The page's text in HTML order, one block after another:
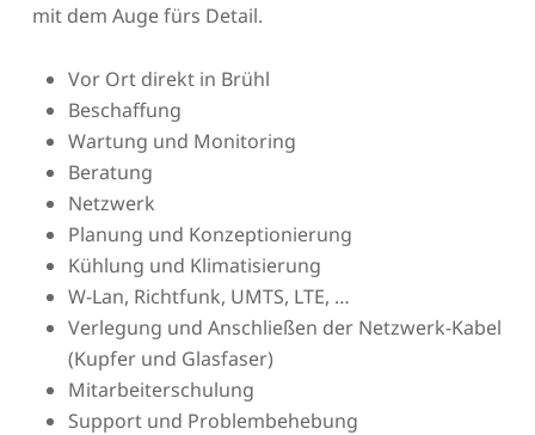
mit dem Auge fürs Detail.
Vor Ort direkt in Brühl
Beschaffung
Wartung und Monitoring
Beratung
Netzwerk
Planung und Konzeptionierung
Kühlung und Klimatisierung
W-Lan, Richtfunk, UMTS, LTE, …
Verlegung und Anschließen der Netzwerk-Kabel
(Kupfer und Glasfaser)
Mitarbeiterschulung
Support und Problembehebung